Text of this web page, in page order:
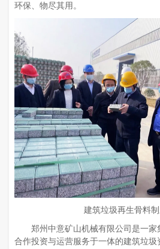
环保、物尽其用。
建筑垃圾再生骨料
郑州中意矿山机械有限公司是一家
合作投资与运营服务于一体的建筑垃